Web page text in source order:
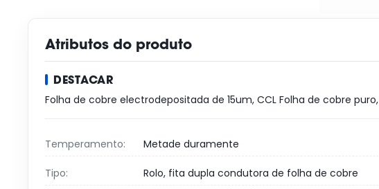
Atributos do produto
DESTACAR
Folha de cobre electrodepositada de 15um, CCL Folha de cobre puro,
Temperamento: Metade duramente
Tipo: Rolo, fita dupla condutora de folha de cobre